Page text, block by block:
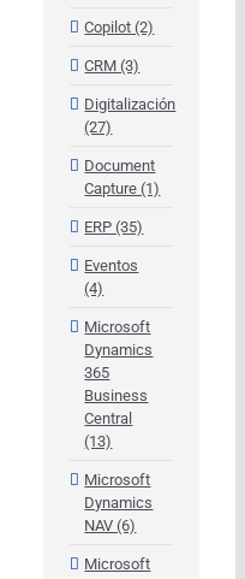
Copilot (2)
CRM (3)
Digitalización
(27)
Document
Capture (1)
ERP (35)
Eventos
(4)
Microsoft
Dynamics
365
Business
Central
(13)
Microsoft
Dynamics
NAV (6)
Microsoft